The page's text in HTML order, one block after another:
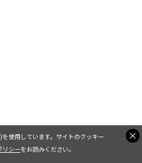
使用しています。サイトのクッキー
リシーをお読みください。